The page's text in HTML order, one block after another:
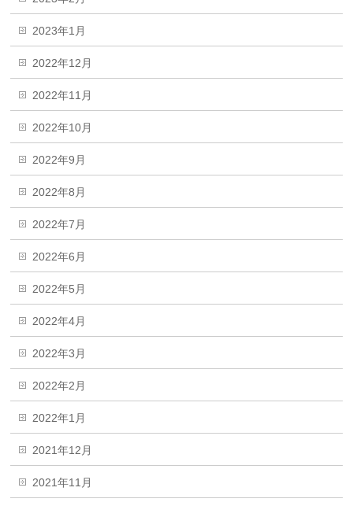
2023年1月
2022年12月
2022年11月
2022年10月
2022年9月
2022年8月
2022年7月
2022年6月
2022年5月
2022年4月
2022年3月
2022年2月
2022年1月
2021年12月
2021年11月